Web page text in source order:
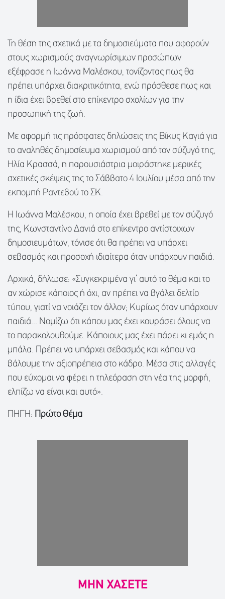
Τη θέση της σχετικά με τα δημοσιεύματα που αφορούν
στους χωρισμούς αναγνωρίσιμων προσώπων
εξέφρασε η Ιωάννα Μαλέσκου, τονίζοντας πως θα
πρέπει υπάρχει διακριτικότητα, ενώ πρόσθεσε πως και
η ίδια έχει βρεθεί στο επίκεντρο σχολίων για την
προσωπική της ζωή.
Με αφορμή τις πρόσφατες δηλώσεις της Βίκυς Καγιά για
το αναληθές δημοσίευμα χωρισμού από τον σύζυγό της,
Ηλία Κρασσά, η παρουσιάστρια μοιράστηκε μερικές
σχετικές σκέψεις της το Σάββατο 4 Ιουλίου μέσα από την
εκπομπή Ραντεβού το ΣΚ.
Η Ιωάννα Μαλέσκου, η οποία έχει βρεθεί με τον σύζυγό
της, Κωνσταντίνο Δανιά στο επίκεντρο αντίστοιχων
δημοσιευμάτων, τόνισε ότι θα πρέπει να υπάρχει
σεβασμός και προσοχή ιδιαίτερα όταν υπάρχουν παιδιά.
Αρχικά, δήλωσε: «Συγκεκριμένα γι’ αυτό το θέμα και το
αν χώρισε κάποιος ή όχι, αν πρέπει να βγάλει δελτίο
τύπου, γιατί να νοιάζει τον άλλον; Κυρίως όταν υπάρχουν
παιδιά... Νομίζω ότι κάπου μας έχει κουράσει όλους να
το παρακολουθούμε. Κάποιους μας έχει πάρει κι εμάς η
μπάλα. Πρέπει να υπάρχει σεβασμός και κάπου να
βάλουμε την αξιοπρέπεια στο κάδρο. Μέσα στις αλλαγές
που εύχομαι να φέρει η τηλεόραση στη νέα της μορφή,
ελπίζω να είναι και αυτό».
ΠΗΓΗ: Πρώτο Θέμα
ΜΗΝ ΧΑΣΕΤΕ